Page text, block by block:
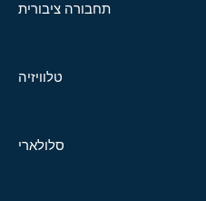
תחבורה ציבורית
טלוויזיה
סלולארי